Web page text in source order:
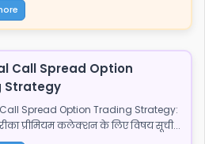
Call Spread Option
Strategy
Spread Option Trading Strategy:
प्रीमियम कलेक्शन के लिए विषय सूची...